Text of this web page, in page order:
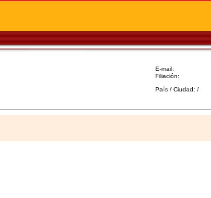
E-mail:
Filiación:
País / Ciudad: /